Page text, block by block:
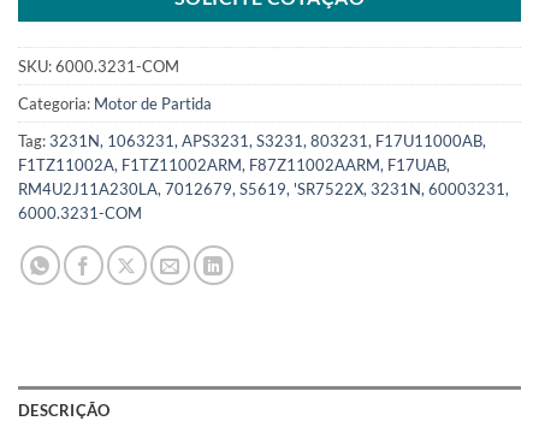
SKU:6000.3231-COM
Categoria: Motor de Partida
Tag:3231N, 1063231, APS3231, S3231, 803231, F17U11000AB,
F1TZ11002A, F1TZ11002ARM, F87Z11002AARM, F17UAB,
RM4U2J11A230LA, 7012679, S5619, 'SR7522X, 3231N, 60003231,
6000.3231-COM
DESCRIÇÃO